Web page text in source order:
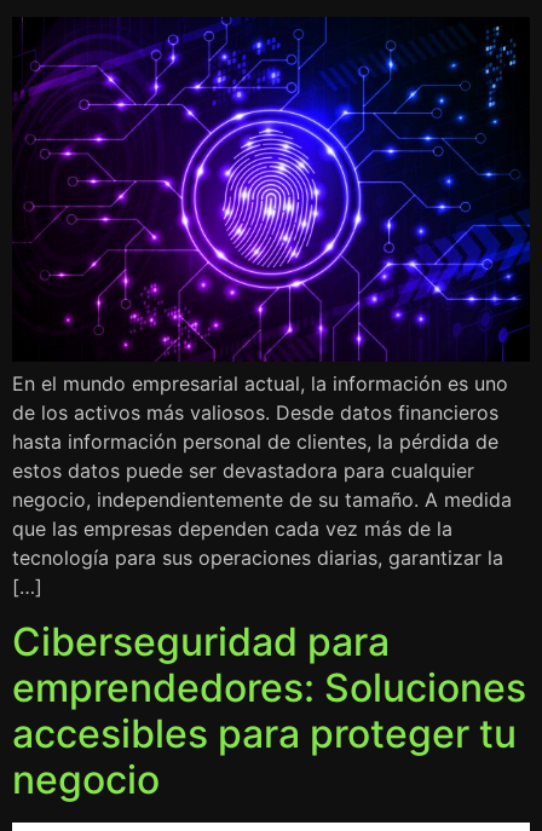
En el mundo empresarial actual, la información es uno
de los activos más valiosos. Desde datos financieros
hasta información personal de clientes, la pérdida de
estos datos puede ser devastadora para cualquier
negocio, independientemente de su tamaño. A medida
que las empresas dependen cada vez más de la
tecnología para sus operaciones diarias, garantizar la
[…]
Ciberseguridad para
emprendedores: Soluciones
accesibles para proteger tu
negocio